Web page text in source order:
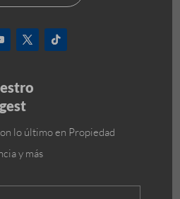
lo último en Propiedad
y más